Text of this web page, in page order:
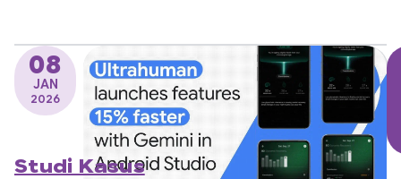
jurnal.
08
JAN
2026
Studi Kasus